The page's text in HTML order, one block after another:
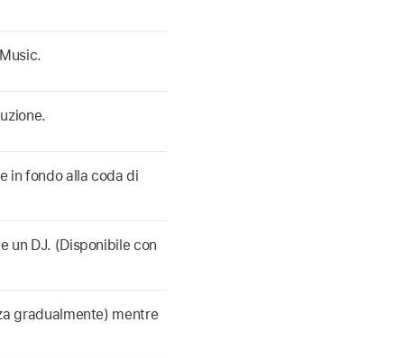
in fondo alla coda di
un DJ. (Disponibile con
gradualmente) mentre